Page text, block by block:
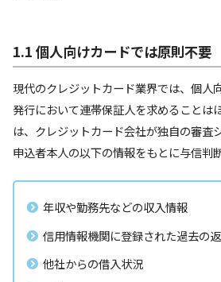
1.1 個人向けカードでは原則不要
現代のクレジットカード業界では、個人
発行において連帯保証人を求めることは
は、クレジットカード会社が独自の審査
申込者本人の以下の情報をもとに与信判
年収や勤務先などの収入情報
信用情報機関に登録された過去の
他社からの借入状況